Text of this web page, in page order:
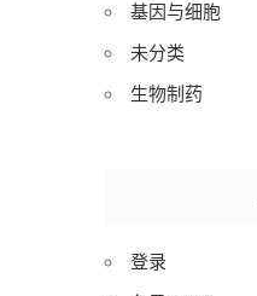
基因与细胞
未分类
生物制药
登录